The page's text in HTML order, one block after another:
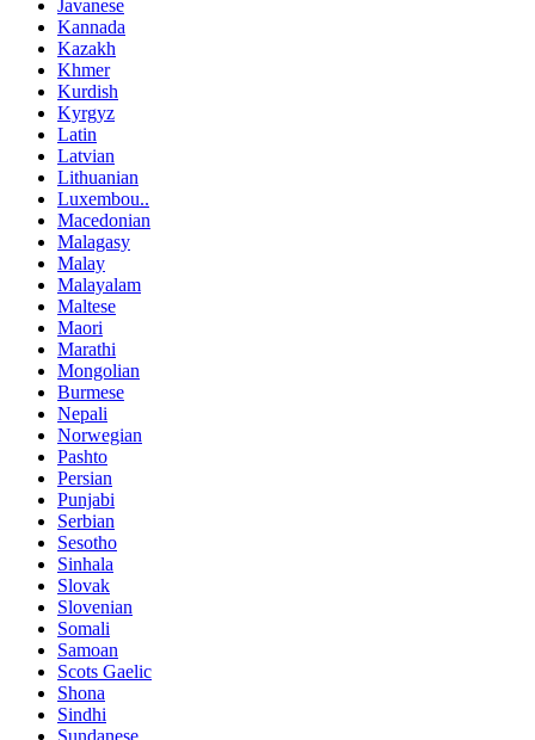
Javanese
Kannada
Kazakh
Khmer
Kurdish
Kyrgyz
Latin
Latvian
Lithuanian
Luxembou..
Macedonian
Malagasy
Malay
Malayalam
Maltese
Maori
Marathi
Mongolian
Burmese
Nepali
Norwegian
Pashto
Persian
Punjabi
Serbian
Sesotho
Sinhala
Slovak
Slovenian
Somali
Samoan
Scots Gaelic
Shona
Sindhi